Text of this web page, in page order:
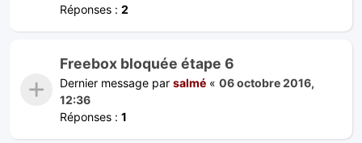
Réponses : 2
Freebox bloquée étape 6
Dernier message par salmé « 06 octobre 2016,
12:36
Réponses : 1